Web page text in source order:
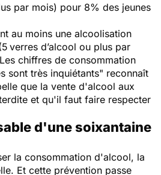
par mois) pour 8% des jeunes
au moins une alcoolisation
verres d’alcool ou plus par
Les chiffres de consommation
sont très inquiétants" reconnaît
que la vente d'alcool aux
et qu'il faut faire respecter
d'une soixantaine
la consommation d'alcool, la
Et cette prévention passe